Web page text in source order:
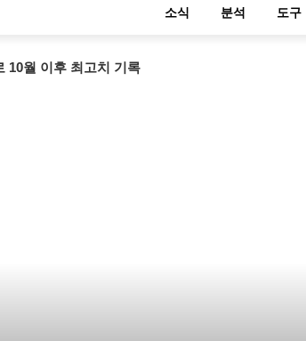
소식 분석 도구
10월 이후 최고치 기록